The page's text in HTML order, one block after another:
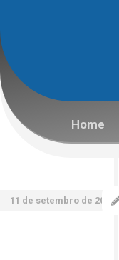
content
Home
11 de setembro de 2023